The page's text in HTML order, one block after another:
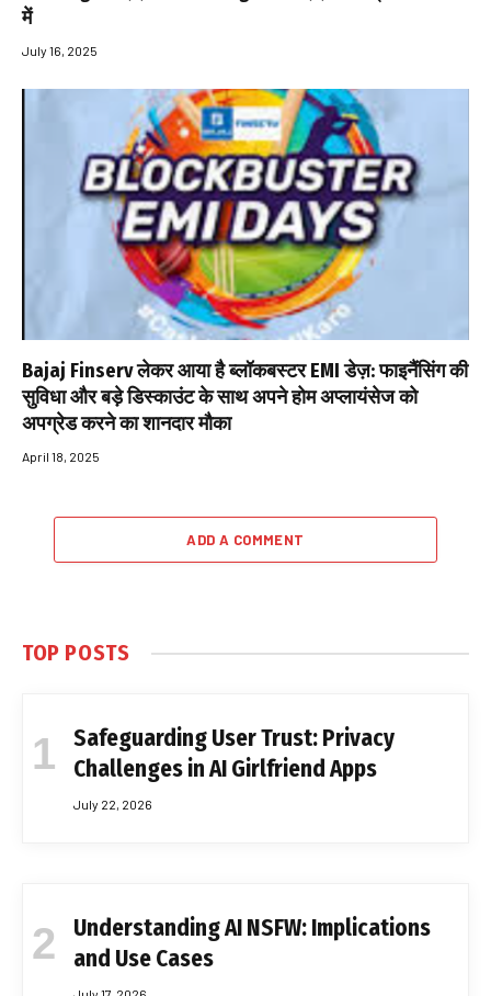
में
July 16, 2025
Bajaj Finserv लेकर आया है ब्लॉकबस्टर EMI डेज़: फाइनैंसिंग की
सुविधा और बड़े डिस्काउंट के साथ अपने होम अप्लायंसेज को
अपग्रेड करने का शानदार मौका
April 18, 2025
ADD A COMMENT
TOP POSTS
Safeguarding User Trust: Privacy
Challenges in AI Girlfriend Apps
July 22, 2026
Understanding AI NSFW: Implications
and Use Cases